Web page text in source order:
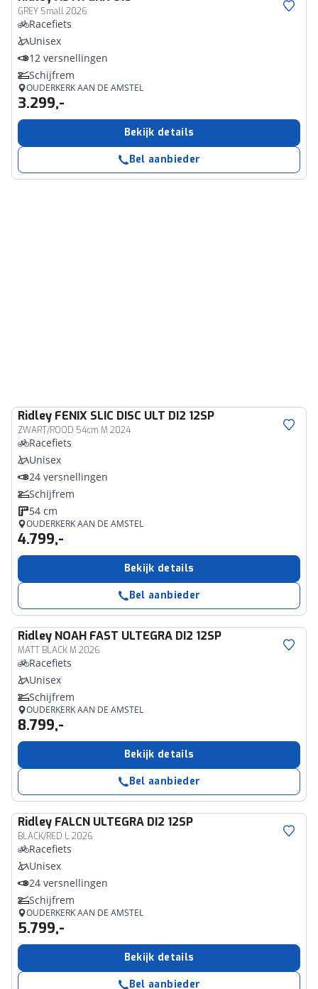
GREY Small 2026
Racefiets
Unisex
12 versnellingen
Schijfrem
OUDERKERK AAN DE AMSTEL
3.299,-
Bekijk details
Bel aanbieder
Ridley FENIX SLIC DISC ULT DI2 12SP
ZWART/ROOD 54cm M 2024
Racefiets
Unisex
24 versnellingen
Schijfrem
54 cm
OUDERKERK AAN DE AMSTEL
4.799,-
Bekijk details
Bel aanbieder
Ridley NOAH FAST ULTEGRA DI2 12SP
MATT BLACK M 2026
Racefiets
Unisex
Schijfrem
OUDERKERK AAN DE AMSTEL
8.799,-
Bekijk details
Bel aanbieder
Ridley FALCN ULTEGRA DI2 12SP
BLACK/RED L 2026
Racefiets
Unisex
24 versnellingen
Schijfrem
OUDERKERK AAN DE AMSTEL
5.799,-
Bekijk details
Bel aanbieder